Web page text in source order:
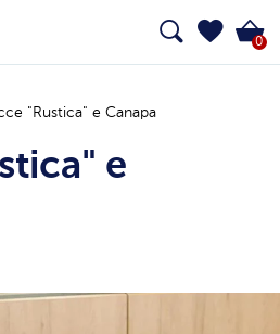
0
"Rustica" e Canapa
e